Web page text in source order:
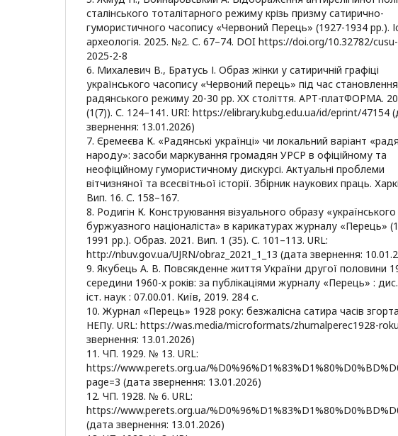
сталінського тоталітарного режиму крізь призму сатирично-
гумористичного часопису «Червоний Перець» (1927-1934 рр.).
археологія. 2025. №2. С. 67–74. DOI https://doi.org/10.32782/
2025-2-8
6. Михалевич В., Братусь І. Образ жінки у сатиричній графіці
українського часопису «Червоний перець» під час становлення
радянського режиму 20-30 рр. XХ століття. АРТ-платФОРМА.
(1(7)). С. 124–141. URI: https://elibrary.kubg.edu.ua/id/eprint/47154
звернення: 13.01.2026)
7. Єремеєва К. «Радянські українці» чи локальний варіант
народу»: засоби маркування громадян УРСР в офіційному та
неофіційному гумористичному дискурсі. Актуальні проблеми
вітчизняної та всесвітньої історії. Збірник наукових праць.
Вип. 16. С. 158–167.
8. Родигін К. Конструювання візуального образу «українського
буржуазного націоналіста» в карикатурах журналу «Перець»
1991 рр.). Образ. 2021. Вип. 1 (35). С. 101–113. URL:
http://nbuv.gov.ua/UJRN/obraz_2021_1_13 (дата звернення:
9. Якубець А. В. Повсякденне життя України другої половини
середини 1960-х років: за публікаціями журналу «Перець» :
іст. наук : 07.00.01. Київ, 2019. 284 с.
10. Журнал «Перець» 1928 року: безжалісна сатира часів
НЕПу. URL: https://was.media/microformats/zhurnalperec1928-
звернення: 13.01.2026)
11. ЧП. 1929. № 13. URL:
https://www.perets.org.ua/
page=3 (дата звернення: 13.01.2026)
12. ЧП. 1928. № 6. URL:
https://www.perets.org.ua/
(дата звернення: 13.01.2026)